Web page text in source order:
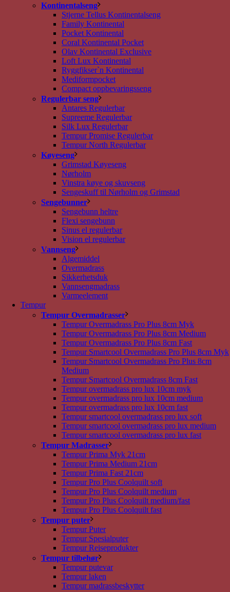
Kontinentalseng
Stjerne Tellus Kontinentalseng
Family Kontinental
Pocket Kontinental
Coral Kontinental Pocket
Olav Kontinental Exclusive
Loft Lux Kontinental
Ryggfikser`n Kontinental
Mediformpocket
Compact oppbevaringsseng
Regulerbar seng
Antares Regulerbar
Supreeme Regulerbar
Silk Lux Regulerbar
Tempur Promise Regulerbar
Tempur North Regulerbar
Køyeseng
Grimstad Køyeseng
Nørholm
Vinstra køye og skuvseng
Sengeskuff til Nørholm og Grimstad
Sengebunner
Sengebunn heltre
Flexi sengebunn
Sinus el regulerbar
Vision el regulerbar
Vannseng
Algemiddel
Overmadrass
Sikkerhetsduk
Vannsengmadrass
Varmeelement
Tempur
Tempur Overmadrasser
Tempur Overmadrass Pro Plus 8cm Myk
Tempur Overmadrass Pro Plus 8cm Medium
Tempur Overmadrass Pro Plus 8cm Fast
Tempur Smartcool Overmadrass Pro Plus 8cm Myk
Tempur Smartcool Overmadrass Pro Plus 8cm
Medium
Tempur Smartcool Overmadrass 8cm Fast
Tempur overmadrass pro lux 10cm myk
Tempur overmadrass pro lux 10cm medium
Tempur overmadrass pro lux 10cm fast
Tempur smartcool overmadrass pro lux soft
Tempur smartcool overmadrass pro lux medium
Tempur smartcool overmadrass pro lux fast
Tempur Madrasser
Tempur Prima Myk 21cm
Tempur Prima Medium 21cm
Tempur Prima Fast 21cm
Tempur Pro Plus Coolquilt soft
Tempur Pro Plus Coolquilt medium
Tempur Pro Plus Coolquilt medium/fast
Tempur Pro Plus Coolquilt fast
Tempur puter
Tempur Puter
Tempur Spesialputer
Tempur Reiseprodukter
Tempur tilbehør
Tempur putevar
Tempur laken
Tempur madrassbeskytter